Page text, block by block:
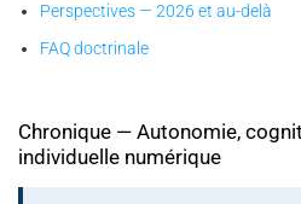
Perspectives — 2026 et au-delà
FAQ doctrinale
Chronique — Autonomie,
individuelle numérique